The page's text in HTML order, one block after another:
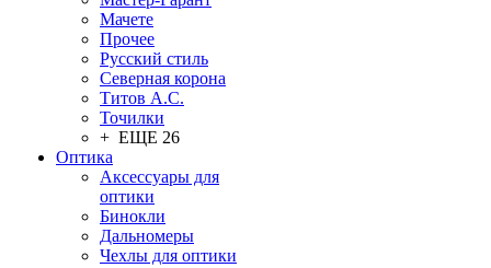
Мачете
Прочее
Русский стиль
Северная корона
Титов А.С.
Точилки
+ ЕЩЕ 26
Оптика
Аксессуары для
оптики
Бинокли
Дальномеры
Чехлы для оптики